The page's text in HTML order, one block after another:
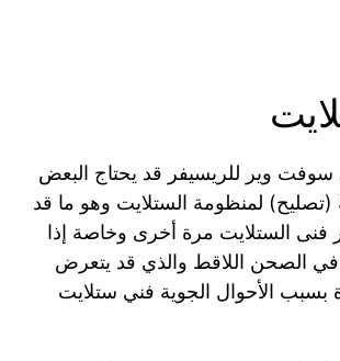
وير للريسيفر قد يحتاج البعض
لمنظومة الستلايت وهو ما قد
فنى الستلايت مرة أخرى وخاصة إذا
الصحن اللاقط والذي قد يتعرض
بسبب الأحوال الجوية فني ستلايت